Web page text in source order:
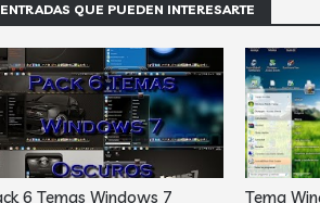
ENTRADAS QUE PUEDEN INTERESARTE
6 Temas Windows 7 Tema